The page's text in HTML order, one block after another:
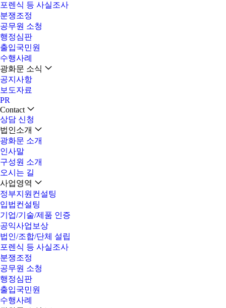
포렌식 등 사실조사
분쟁조정
공무원 소청
행정심판
출입국민원
수행사례
광화문 소식
공지사항
보도자료
PR
Contact
상담 신청
법인소개
광화문 소개
인사말
구성원 소개
오시는 길
사업영역
정부지원컨설팅
입법컨설팅
기업/기술/제품 인증
공익사업보상
법인/조합/단체 설립
포렌식 등 사실조사
분쟁조정
공무원 소청
행정심판
출입국민원
수행사례